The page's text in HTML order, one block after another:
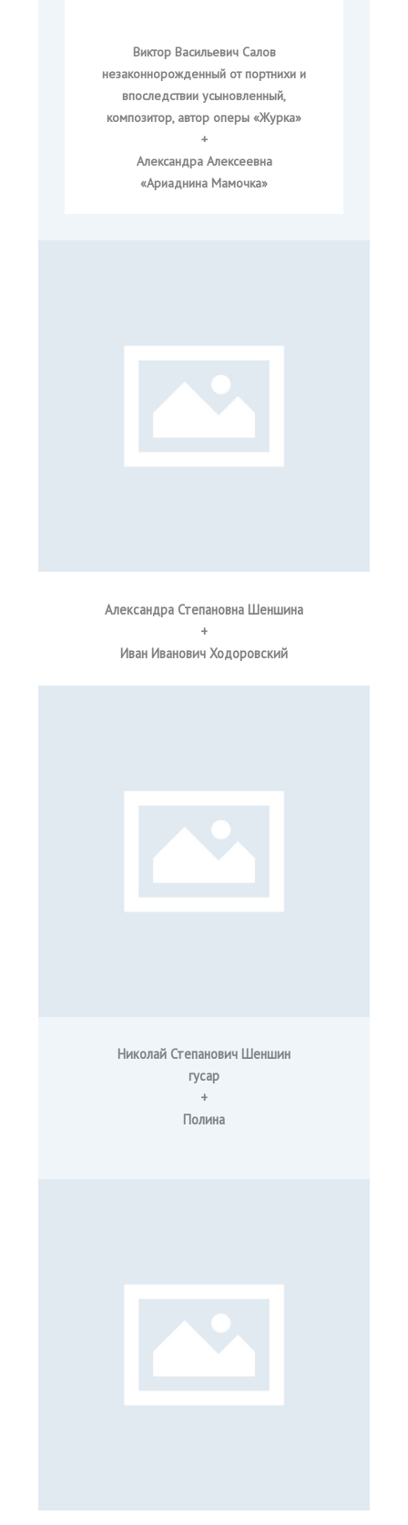
Виктор Васильевич Салов
незаконнорожденный от портнихи и
впоследствии усыновленный,
композитор, автор оперы «Журка»
+
Александра Алексеевна
«Ариаднина Мамочка»
Александра Степановна Шеншина
+
Иван Иванович Ходоровский
Николай Степанович Шеншин
гусар
+
Полина